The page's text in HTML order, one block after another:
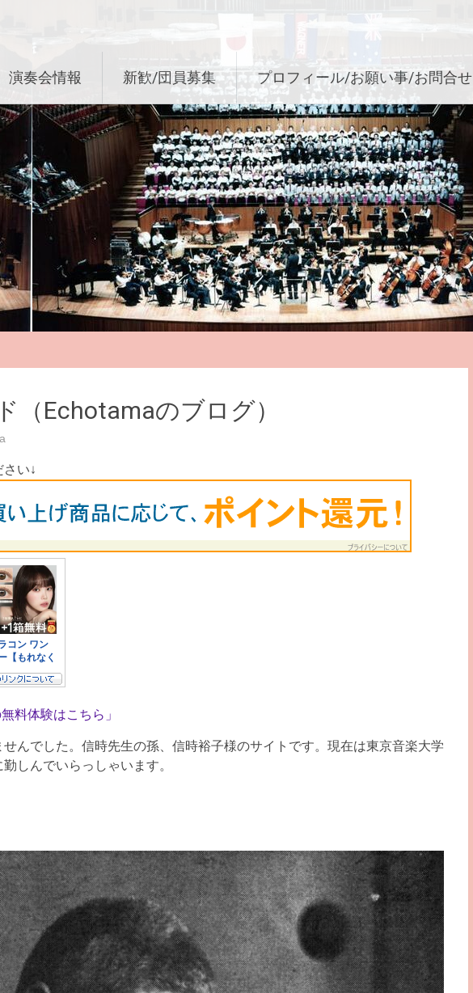
演奏会情報 新歓/団員募集 プロフィール/お願い事/お問合せ
（Echotamaのブログ）
い↓
料体験はこちら」
んでした。信時先生の孫、信時裕子様のサイトです。現在は東京音楽大学
しんでいらっしゃいます。